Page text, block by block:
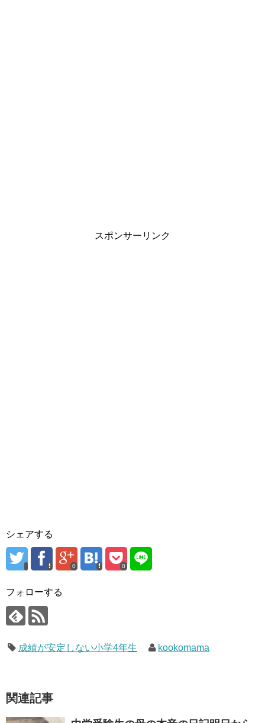
スポンサーリンク
シェアする
0 0
フォローする
成績が安定しない小学4年生 kookomama
関連記事